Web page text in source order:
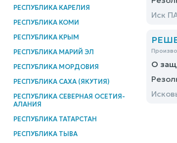
РЕСПУБЛИКА КАРЕЛИЯ
РЕСПУБЛИКА КОМИ
РЕСПУБЛИКА КРЫМ
РЕСПУБЛИКА МАРИЙ ЭЛ
РЕСПУБЛИКА МОРДОВИЯ
РЕСПУБЛИКА САХА (ЯКУТИЯ)
РЕСПУБЛИКА СЕВЕРНАЯ ОСЕТИЯ-
АЛАНИЯ
РЕСПУБЛИКА ТАТАРСТАН
РЕСПУБЛИКА ТЫВА
Иск
О